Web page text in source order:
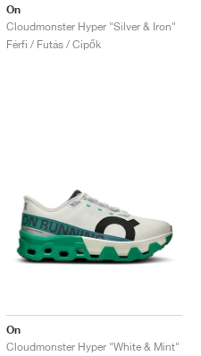
On
Cloudmonster Hyper "Silver & Iron"
Férfi / Futás / Cipők
On
Cloudmonster Hyper "White & Mint"